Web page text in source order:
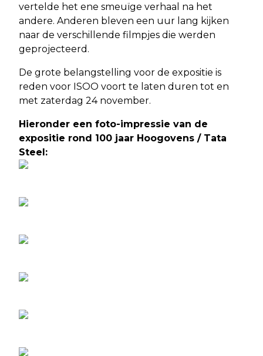
vertelde het ene smeuïge verhaal na het
andere. Anderen bleven een uur lang kijken
naar de verschillende filmpjes die werden
geprojecteerd.
De grote belangstelling voor de expositie is
reden voor ISOO voort te laten duren tot en
met zaterdag 24 november.
Hieronder een foto-impressie van de
expositie rond 100 jaar Hoogovens / Tata
Steel: